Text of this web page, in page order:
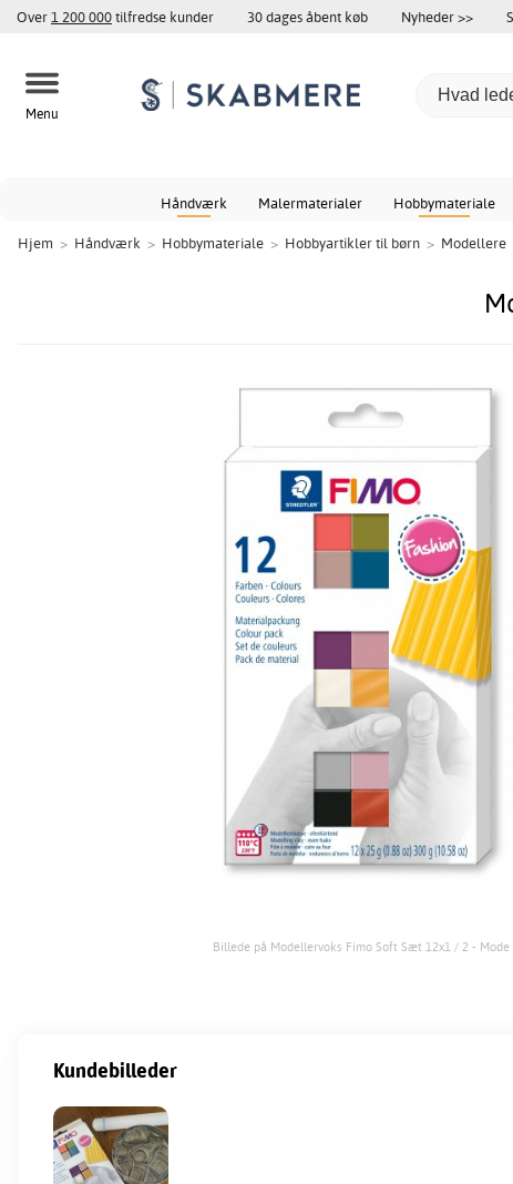
Over1 200 000tilfredse kunder 30 dages åbent køb Nyheder >>
Menu
Håndværk Malermaterialer Hobbymateriale
Hjem > Håndværk > Hobbymateriale > Hobbyartikler til børn > Modellere
Billede på Modellervoks Fimo Soft Sæt 12x1 / 2 - Mode
Kundebilleder